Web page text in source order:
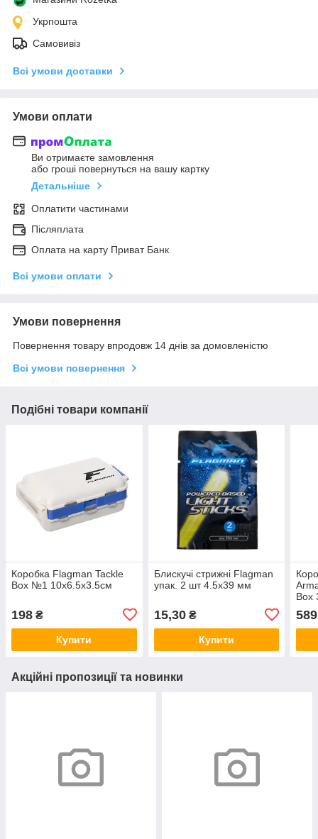
Укрпошта
Самовивіз
Всі умови доставки
Умови оплати
Ви отримаєте замовлення
або гроші повернуться на вашу картку
Детальніше
Оплатити частинами
Післяплата
Оплата на карту Приват Банк
Всі умови оплати
Умови повернення
Повернення товару впродовж 14 днів за домовленістю
Всі умови повернення
Подібні товари компанії
Коробка Flagman Tackle
Box №1 10x6.5x3.5см
198 ₴
Купити
Блискучі стрижні Flagman
упак. 2 шт 4.5x39 мм
15,30₴
Купити
Box
Акційні пропозиції та новинки